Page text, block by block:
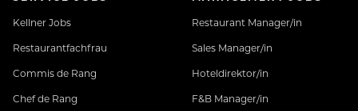
Kellner Jobs
Restaurantfachfrau
Commis de Rang
Chef de Rang
Restaurant Manager/in
Sales Manager/in
Hoteldirektor/in
F&B Manager/in